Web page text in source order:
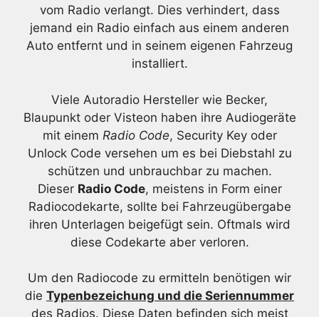
vom Radio verlangt. Dies verhindert, dass
jemand ein Radio einfach aus einem anderen
Auto entfernt und in seinem eigenen Fahrzeug
installiert.
Viele Autoradio Hersteller wie Becker,
Blaupunkt oder Visteon haben ihre Audiogeräte
mit einem Radio Code, Security Key oder
Unlock Code versehen um es bei Diebstahl zu
schützen und unbrauchbar zu machen.
Dieser Radio Code, meistens in Form einer
Radiocodekarte, sollte bei Fahrzeugübergabe
ihren Unterlagen beigefügt sein. Oftmals wird
diese Codekarte aber verloren.
Um den Radiocode zu ermitteln benötigen wir
die Typenbezeichung und die Seriennummer
des Radios. Diese Daten befinden sich meist